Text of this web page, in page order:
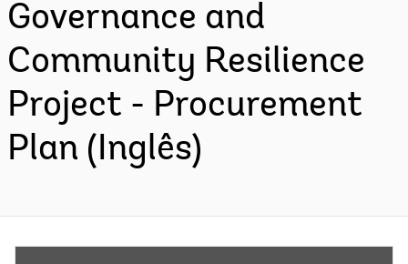
Governance and
Community Resilience
Project - Procurement
Plan (Inglês)